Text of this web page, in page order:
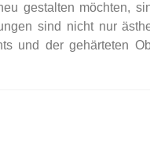
gestalten möchten,
sind nicht nur
und der gehärteten